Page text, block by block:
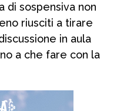
di sospensiva non
riusciti a tirare
in aula
a che fare con la